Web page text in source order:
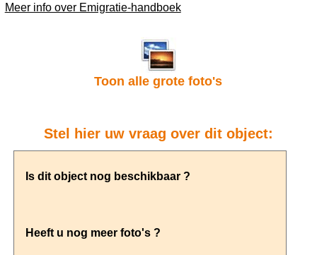
Meer info over Emigratie-handboek
Toon alle grote foto's
Stel hier uw vraag over dit object: